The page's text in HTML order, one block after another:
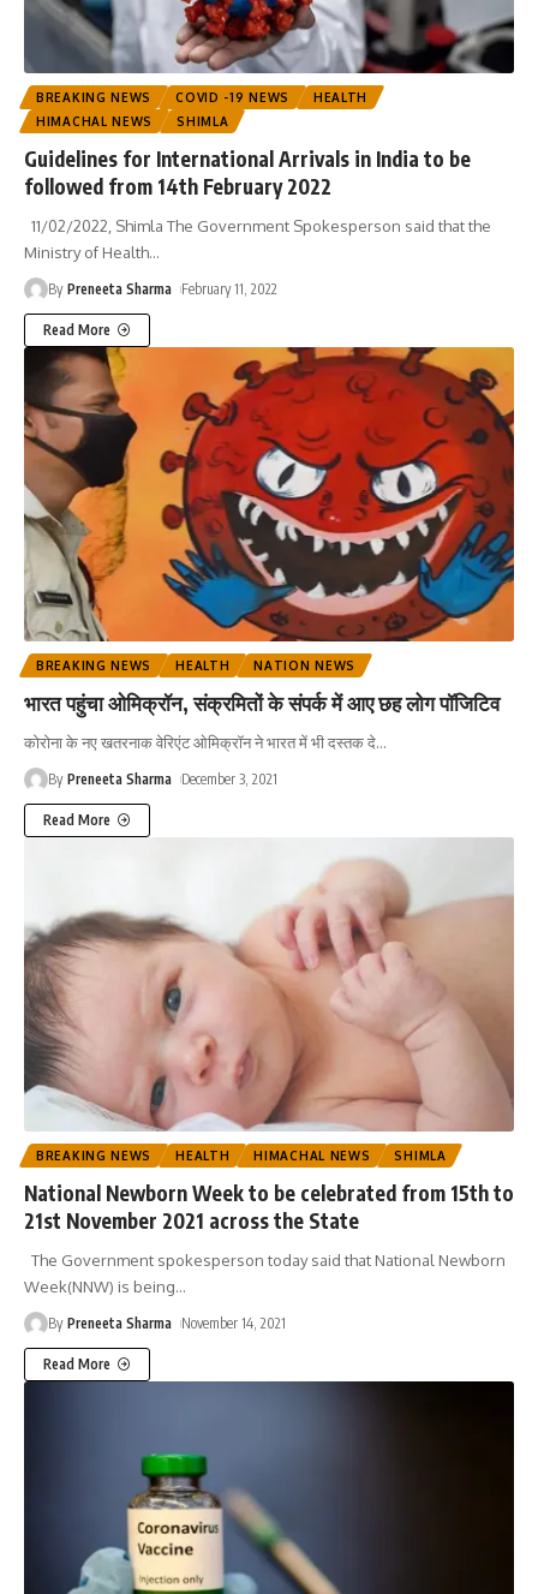
BREAKING NEWS COVID -19 NEWS
HEALTH
HIMACHAL NEWS
SHIMLA
Guidelines for International Arrivals in India to be
followed from 14th February 2022
11/02/2022, Shimla The Government Spokesperson said that the
Ministry of Health…
By Preneeta Sharma February 11, 2022
Read More
BREAKING NEWS HEALTH NATION NEWS
भारत पहुंचा ओमिक्रॉन, संक्रमितों के संपर्क में आए छह लोग पॉजिटिव
कोरोना के नए खतरनाक वेरिएंट ओमिक्रॉन ने भारत में भी दस्तक दे…
By Preneeta Sharma December 3, 2021
Read More
BREAKING NEWS HEALTH HIMACHAL NEWS SHIMLA
National Newborn Week to be celebrated from 15th to
21st November 2021 across the State
The Government spokesperson today said that National Newborn
Week(NNW) is being…
By Preneeta Sharma November 14, 2021
Read More